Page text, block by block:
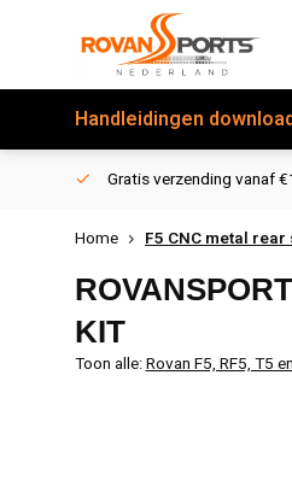
Handleidingen
Gratis verzending vanaf
Home F5 CNC metal
KIT
Toon alle:Rovan F5, RF5, T5